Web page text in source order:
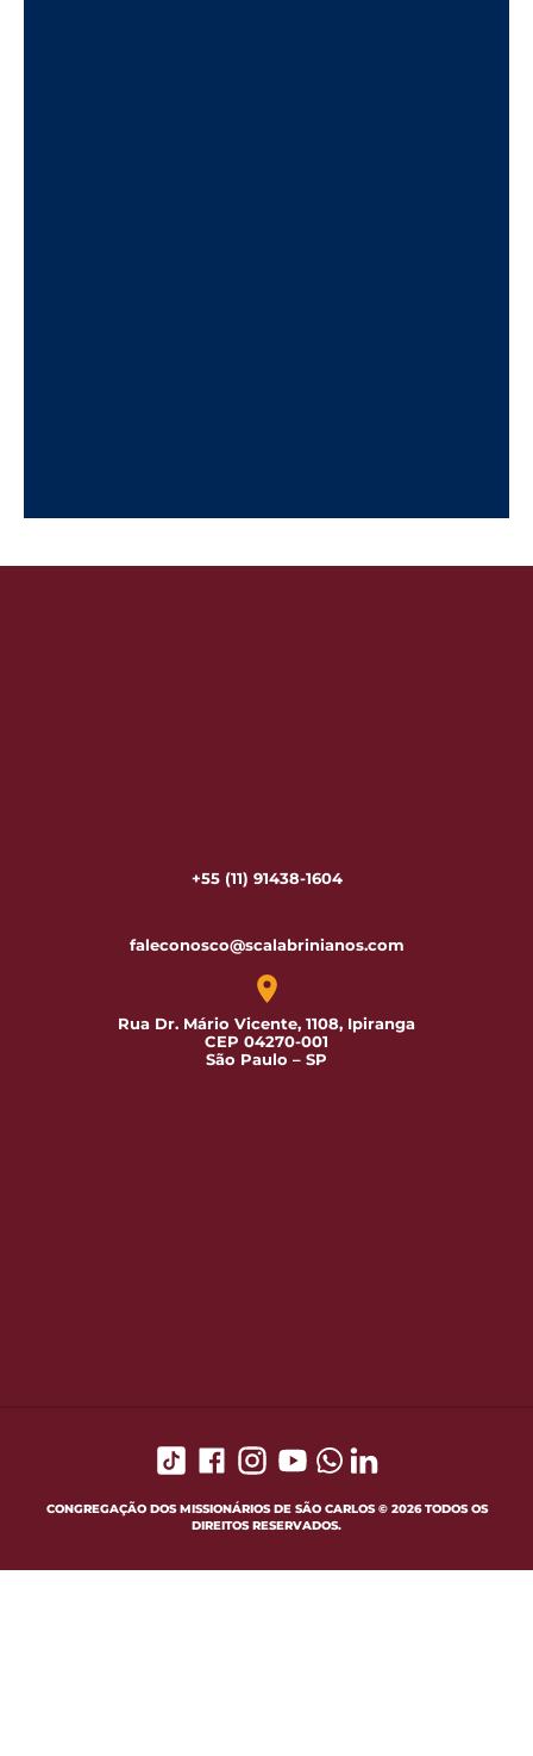
+55 (11) 91438-1604
faleconosco@scalabrinianos.com
Rua Dr. Mário Vicente, 1108, Ipiranga
CEP 04270-001
São Paulo – SP
CONGREGAÇÃO DOS MISSIONÁRIOS DE SÃO CARLOS © 2026 TODOS OS
DIREITOS RESERVADOS.